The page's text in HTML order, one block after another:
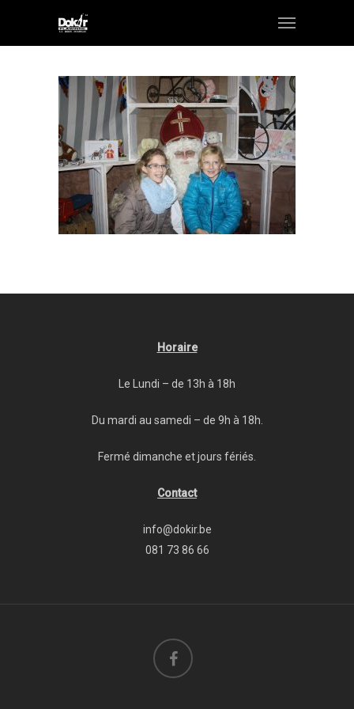
Horaire
Le Lundi – de 13h à 18h
Du mardi au samedi – de 9h à 18h.
Fermé dimanche et jours fériés.
Contact
info@dokir.be
081 73 86 66